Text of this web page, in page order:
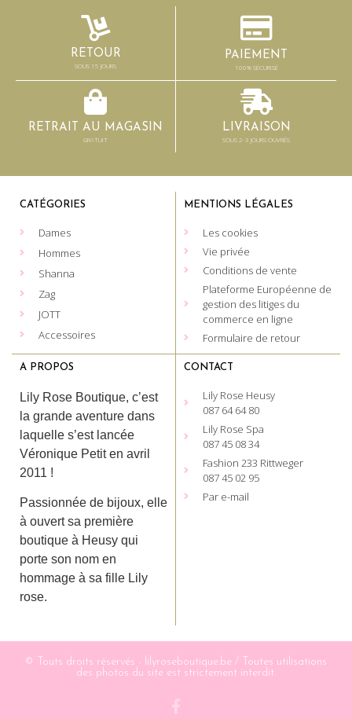
RETOUR
SOUS 15 JOURS
PAIEMENT
100% SÉCURISÉ
RETRAIT AU MAGASIN
GRATUIT
LIVRAISON
SOUS 2-3 JOURS OUVRÉS
CATÉGORIES
Dames
Hommes
Shanna
Zag
JOTT
Accessoires
MENTIONS LÉGALES
Les cookies
Vie privée
Conditions de vente
Plateforme Européenne de
gestion des litiges du
commerce en ligne
Formulaire de retour
A PROPOS
Lily Rose Boutique, c’est
la grande aventure dans
laquelle s’est lancée
Véronique Petit en avril
2011 !
Passionnée de bijoux, elle
à ouvert sa première
boutique à Heusy qui
porte son nom en
hommage à sa fille Lily
rose.
CONTACT
Lily Rose Heusy
087 64 64 80
Lily Rose Spa
087 45 08 34
Fashion 233 Rittweger
087 45 02 95
Par e-mail
© Touts droits réservés - lilyroseboutique.be / Toutes utilisations
des photos du site est strictement interdit.